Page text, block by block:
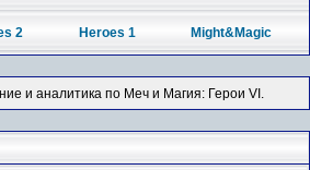
2 Heroes 1 Might&Magic
и аналитика по Меч и Магия: Герои VI.